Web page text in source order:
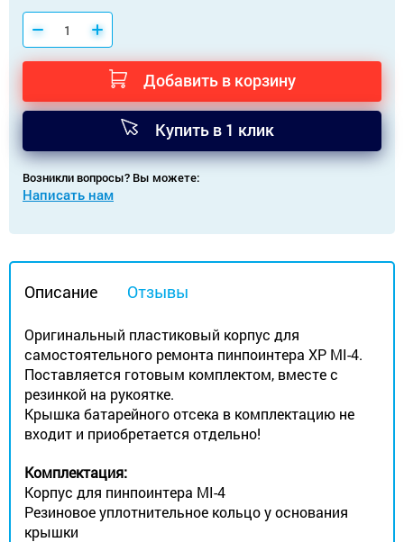
Добавить в корзину
Купить в 1 клик
Возникли вопросы? Вы можете:
Написать нам
Описание Отзывы
Оригинальный пластиковый корпус для
самостоятельного ремонта пинпоинтера XP MI-4.
Поставляется готовым комплектом, вместе с
резинкой на рукоятке.
Крышка батарейного отсека в комплектацию не
входит и приобретается отдельно!
Комплектация:
Корпус для пинпоинтера MI-4
Резиновое уплотнительное кольцо у основания
крышки